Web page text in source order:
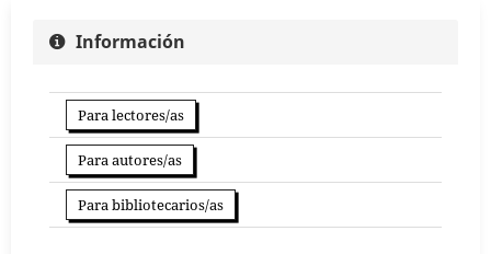
Información
Para lectores/as
Para autores/as
Para bibliotecarios/as